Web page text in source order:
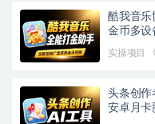
酷我音乐
金币多设
实操项目
头条创作
安卓月卡